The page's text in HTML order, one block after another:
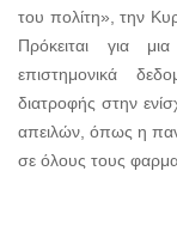
του πολίτη», την
Πρόκειται για
επιστημονικά
διατροφής στην
απειλών, όπως η
σε όλους τους